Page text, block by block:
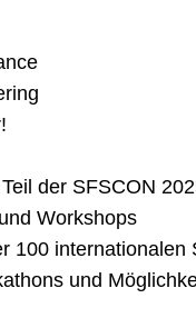
der SFSCON
Workshops
100 internationalen
und